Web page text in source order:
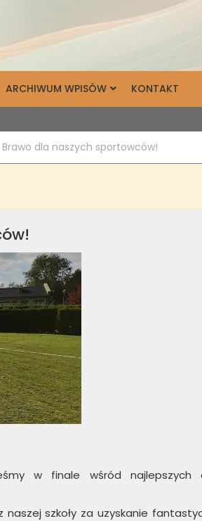
ARCHIWUM WPISÓW KONTAKT
Brawo dla naszych sportowców!
w finale wśród najlepszych
szkoły za uzyskanie